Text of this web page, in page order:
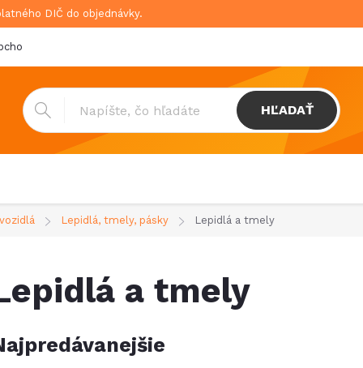
DIČ do objednávky.
podmienky
HĽADAŤ
Lepidlá, tmely, pásky Lepidlá a tmely
a tmely